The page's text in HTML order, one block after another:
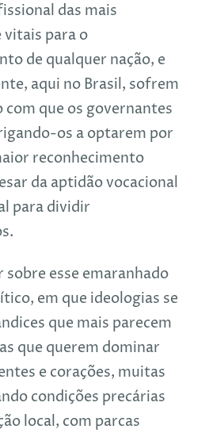
das mais
para o
de qualquer nação, e
aqui no Brasil, sofrem
com que os governantes
os a optarem por
reconhecimento
da aptidão vocacional
para dividir
sobre esse emaranhado
em que ideologias se
que mais parecem
que querem dominar
e corações, muitas
condições precárias
local, com parcas